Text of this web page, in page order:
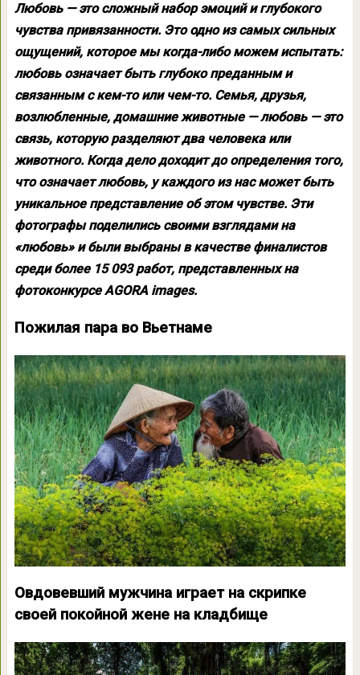
Любовь — это сложный набор эмоций и глубокого
чувства привязанности. Это одно из самых сильных
ощущений, которое мы когда-либо можем испытать:
любовь означает быть глубоко преданным и
связанным с кем-то или чем-то. Семья, друзья,
возлюбленные, домашние животные — любовь — это
связь, которую разделяют два человека или
животного. Когда дело доходит до определения того,
что означает любовь, у каждого из нас может быть
уникальное представление об этом чувстве. Эти
фотографы поделились своими взглядами на
«любовь» и были выбраны в качестве финалистов
среди более 15 093 работ, представленных на
фотоконкурсе AGORA images.
Пожилая пара во Вьетнаме
Овдовевший мужчина играет на скрипке
своей покойной жене на кладбище